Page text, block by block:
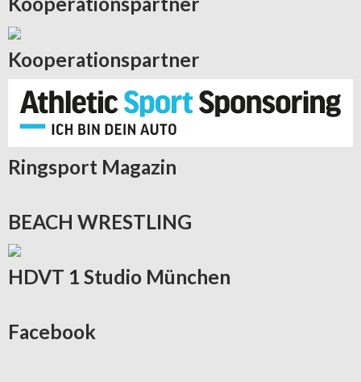
Kooperationspartner
Ringsport Magazin
BEACH WRESTLING
HDVT 1 Studio München
Facebook